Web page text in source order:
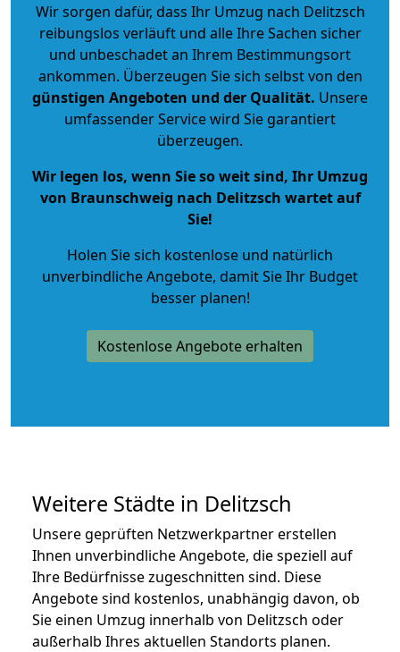
Wir sorgen dafür, dass Ihr Umzug nach Delitzsch
reibungslos verläuft und alle Ihre Sachen sicher
und unbeschadet an Ihrem Bestimmungsort
ankommen. Überzeugen Sie sich selbst von den
günstigen Angeboten und der Qualität. Unsere
umfassender Service wird Sie garantiert
überzeugen.
Wir legen los, wenn Sie so weit sind, Ihr Umzug
von Braunschweig nach Delitzsch wartet auf
Sie!
Holen Sie sich kostenlose und natürlich
unverbindliche Angebote, damit Sie Ihr Budget
besser planen!
Kostenlose Angebote erhalten
Weitere Städte in Delitzsch
Unsere geprüften Netzwerkpartner erstellen
Ihnen unverbindliche Angebote, die speziell auf
Ihre Bedürfnisse zugeschnitten sind. Diese
Angebote sind kostenlos, unabhängig davon, ob
Sie einen Umzug innerhalb von Delitzsch oder
außerhalb Ihres aktuellen Standorts planen.